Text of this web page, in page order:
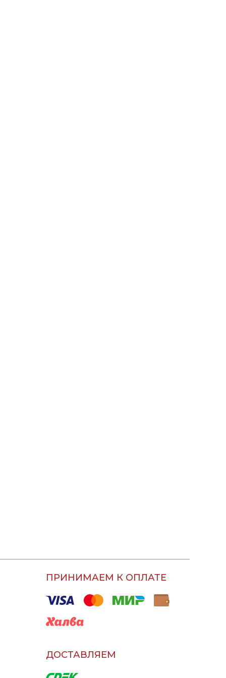
ПРИНИМАЕМ К ОПЛАТЕ
ДОСТАВЛЯЕМ